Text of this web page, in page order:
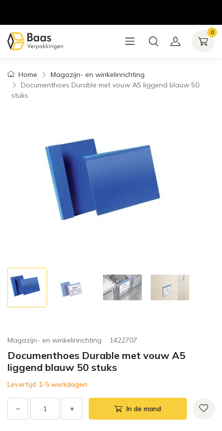
0
Home
Magazijn- en winkelinrichting
Documenthoes Durable met vouw A5 liggend blauw 50
stuks
Magazijn- en winkelinrichting 1422707
Documenthoes Durable met vouw A5
liggend blauw 50 stuks
Levertijd 1-5 werkdagen
− + In de mand